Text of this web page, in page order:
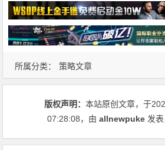
所属分类： 策略文章
版权声明：本站原创文章，于
07:28:08，由allnewpuke 发